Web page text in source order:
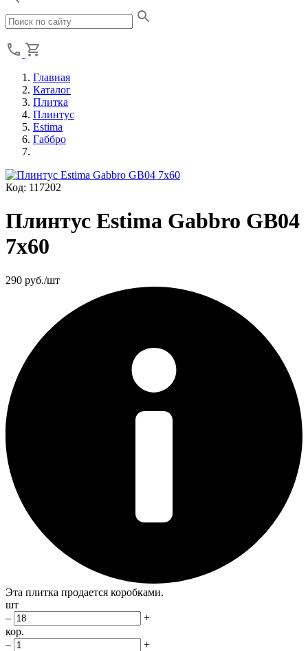
Главная
Каталог
Плитка
Плинтус
Estima
Габбро
Код: 117202
Плинтус Estima Gabbro GB04
7x60
290 руб./шт
Эта плитка продается коробками.
шт
–
+
кор.
–
+